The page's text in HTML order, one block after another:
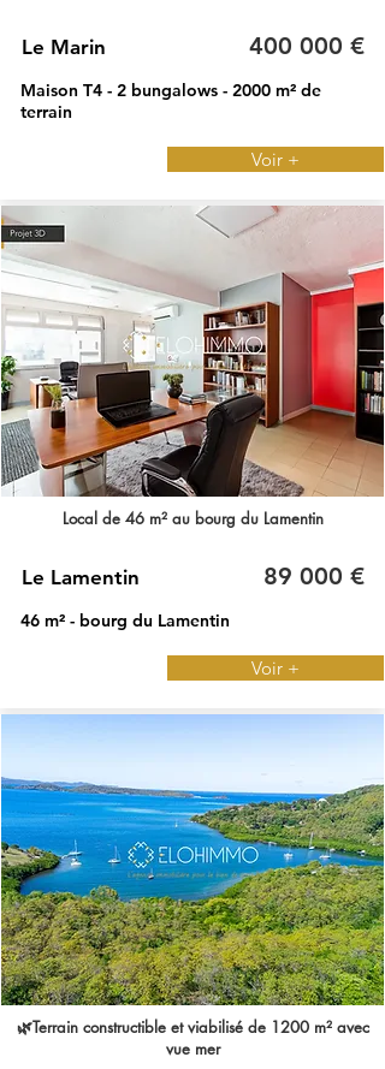
Le Marin 400 000 €
Maison T4 - 2 bungalows - 2000 m² de
terrain
Voir +
Local de 46 m² au bourg du Lamentin
Le Lamentin 89 000 €
46 m² - bourg du Lamentin
Voir +
🌿Terrain constructible et viabilisé de 1200 m² avec
vue mer